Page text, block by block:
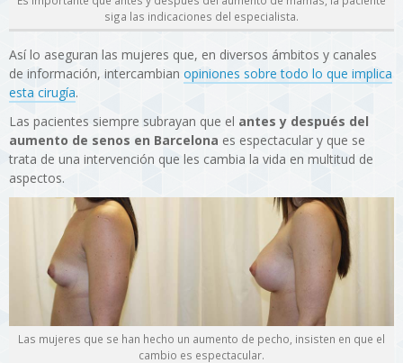
siga las indicaciones del especialista.
Así lo aseguran las mujeres que, en diversos ámbitos y canales
de información, intercambian opiniones sobre todo lo que implica
esta cirugía.
Las pacientes siempre subrayan que el antes y después del
aumento de senos en Barcelona es espectacular y que se
trata de una intervención que les cambia la vida en multitud de
aspectos.
Las mujeres que se han hecho un aumento de pecho, insisten en que el
cambio es espectacular.